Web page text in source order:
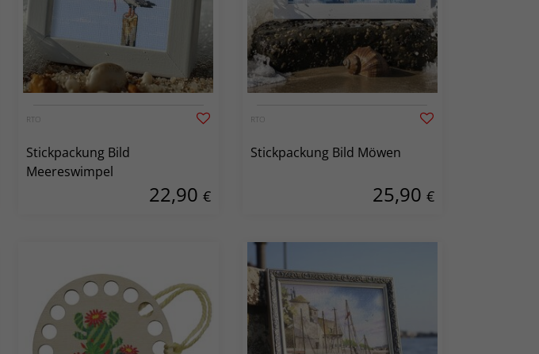
RTO
Stickpackung Bild
Meereswimpel
22,90 €
RTO
Stickpackung Bild Möwen
25,90 €